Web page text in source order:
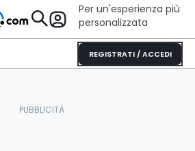
Per un'esperienza più
personalizzata
REGISTRATI / ACCEDI